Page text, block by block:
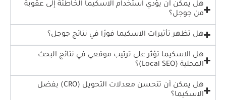
هل يمكن أن يؤدي استخدام الاسكيما الخاطئة إلى عقوبة
من جوجل؟
هل تظهر تأثيرات الاسكيما فورًا في نتائج جوجل؟
هل الاسكيما تؤثر على ترتيب موقعي في نتائج البحث
المحلية (Local SEO)؟
هل يمكن أن تتحسن معدلات التحويل (CRO) بفضل
الاسكيما؟